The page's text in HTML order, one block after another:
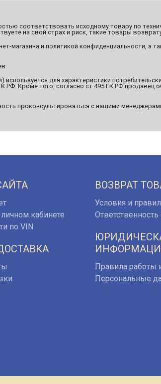
соответствовать исходному товару по
на свой страх и риск, такие товары
магазина и политикой конфиденциальности, а
для характеристики
Кроме того, согласно ст 495 ГК РФ продавец
проконсультироваться с нашими
кабинете
по VIN
ВОЗВРАТ
Условия и
Ответственность
Правила работы
Персональные